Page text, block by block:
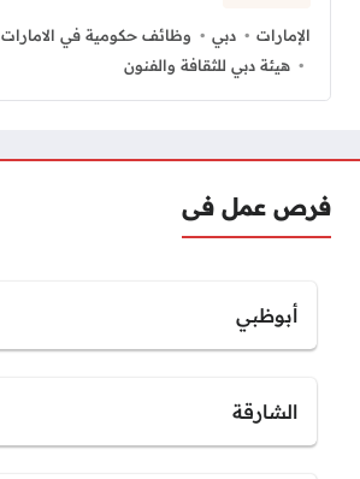
الإمارات دبي
وظائف حكومية في الامارات
هيئة دبي للثقافة والفنون
فرص عمل فى
أبوظبي
الشارقة